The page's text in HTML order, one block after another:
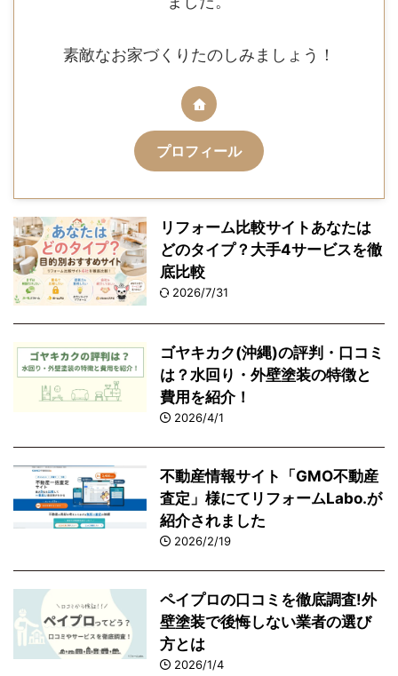
素敵なお家づくりたのしみましょう！
プロフィール
リフォーム比較サイトあなたは
どのタイプ？大手4サービスを徹
底比較
2026/7/31
ゴヤキカク(沖縄)の評判・口コミ
は？水回り・外壁塗装の特徴と
費用を紹介！
2026/4/1
不動産情報サイト「GMO不動産
査定」様にてリフォームLabo.が
紹介されました
2026/2/19
ペイプロの口コミを徹底調査!外
壁塗装で後悔しない業者の選び
方とは
2026/1/4